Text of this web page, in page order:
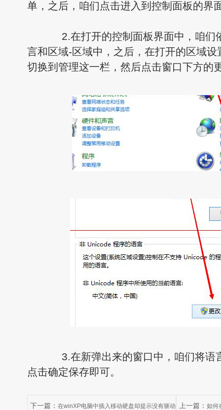
单，之后，咱们点击进入到控制面板的界
2.在打开的控制面板界面中，咱们
言和区域-区域中，之后，在打开的区域
切换到管理这一栏，然后点击窗口下方的
3.在新弹出来的窗口中，咱们将语
点击确定保存即可。
下一篇： 在winXP电脑中插入移动硬盘却提示没有驱动 上一篇： 如何